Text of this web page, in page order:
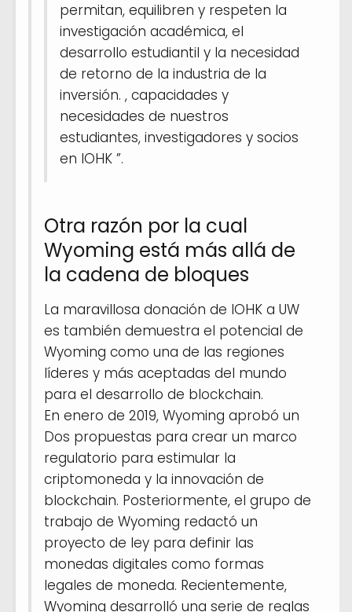
permitan, equilibren y respeten la
investigación académica, el
desarrollo estudiantil y la necesidad
de retorno de la industria de la
inversión. , capacidades y
necesidades de nuestros
estudiantes, investigadores y socios
en IOHK ”.
Otra razón por la cual
Wyoming está más allá de
la cadena de bloques
La maravillosa donación de IOHK a UW
es también demuestra el potencial de
Wyoming como una de las regiones
líderes y más aceptadas del mundo
para el desarrollo de blockchain.
En enero de 2019, Wyoming aprobó un
Dos propuestas para crear un marco
regulatorio para estimular la
criptomoneda y la innovación de
blockchain. Posteriormente, el grupo de
trabajo de Wyoming redactó un
proyecto de ley para definir las
monedas digitales como formas
legales de moneda. Recientemente,
Wyoming desarrolló una serie de reglas